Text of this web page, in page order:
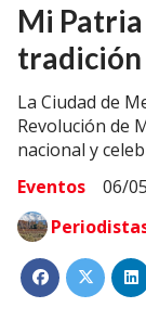
Mi
tradición
La Ciudad de
Revolución de
nacional y
Eventos
06/